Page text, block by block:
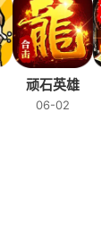
顽石英雄
06-02